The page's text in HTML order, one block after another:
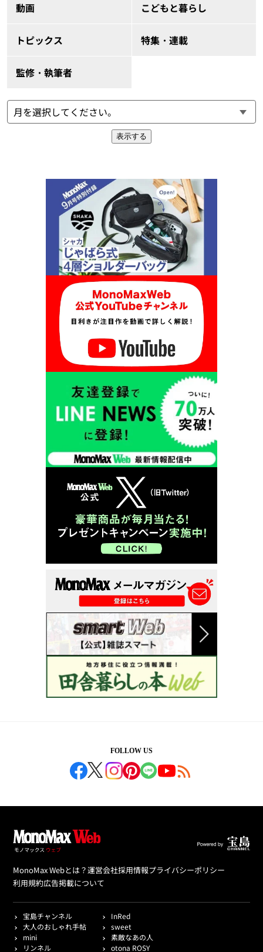
動画 こどもと暮らし
トピックス 特集・連載
監修・執筆者
表示する
FOLLOW US
MonoMax Webとは？運営会社採用情報プライバシーポリシー
利用規約広告掲載について
宝島チャンネル
InRed
大人のおしゃれ手帖
sweet
mini
素敵なあの人
リンネル
otona ROSY